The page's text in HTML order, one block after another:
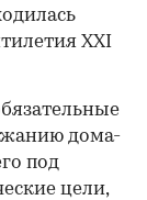
XXI
дома-
под
цели,